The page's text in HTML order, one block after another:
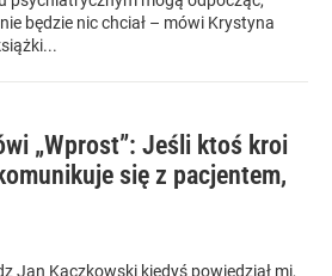
będzie nic chciał – mówi Krystyna
„Wprost”: Jeśli ktoś kroi
się z pacjentem,
Jan Kaczkowski kiedyś powiedział mi,